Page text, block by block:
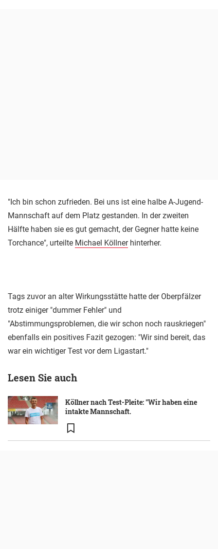
"Ich bin schon zufrieden. Bei uns ist eine halbe A-Jugend-
Mannschaft auf dem Platz gestanden. In der zweiten
Hälfte haben sie es gut gemacht, der Gegner hatte keine
Torchance", urteilte Michael Köllnerhinterher.
Tags zuvor an alter Wirkungsstätte hatte der Oberpfälzer
trotz einiger "dummer Fehler" und
"Abstimmungsproblemen, die wir schon noch rauskriegen"
ebenfalls ein positives Fazit gezogen: "Wir sind bereit, das
war ein wichtiger Test vor dem Ligastart."
Lesen Sie auch
Köllner nach Test-Pleite: "Wir haben eine
intakte Mannschaft.